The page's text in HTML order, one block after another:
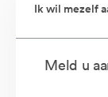
Ik wil mezelf
Meld u